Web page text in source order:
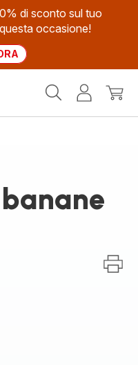
di sconto sul tuo
occasione!
Il